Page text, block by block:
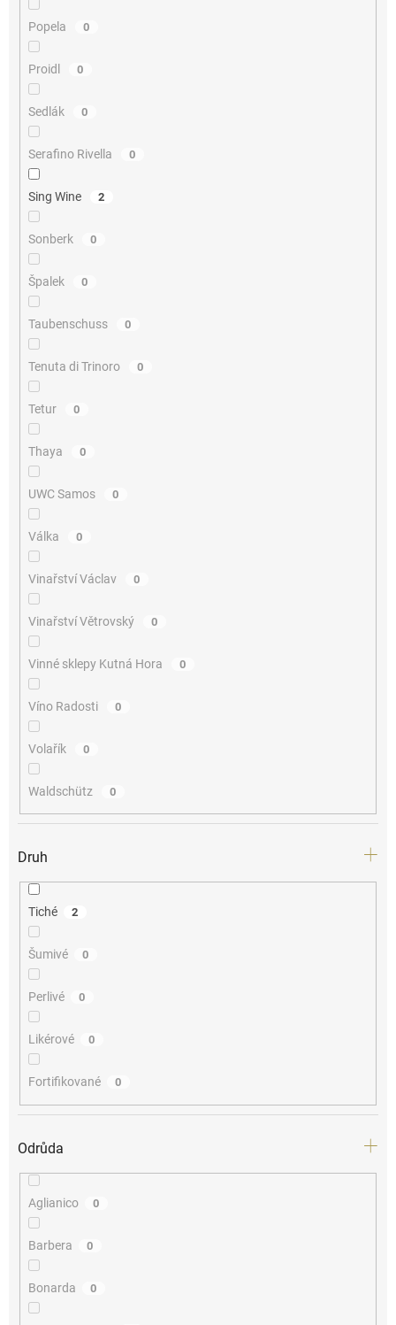
Popela 0
Proidl 0
Sedlák 0
Serafino Rivella 0
Sing Wine 2
Sonberk 0
Špalek 0
Taubenschuss 0
Tenuta di Trinoro 0
Tetur 0
Thaya 0
UWC Samos 0
Válka 0
Vinařství Václav 0
Vinařství Větrovský 0
Vinné sklepy Kutná Hora 0
Víno Radosti 0
Volařík 0
Waldschütz 0
Druh
Tiché 2
Šumivé 0
Perlivé 0
Likérové 0
Fortifikované 0
Odrůda
Aglianico 0
Barbera 0
Bonarda 0